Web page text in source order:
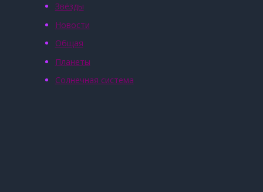
Звёзды
Новости
Общая
Планеты
Солнечная система